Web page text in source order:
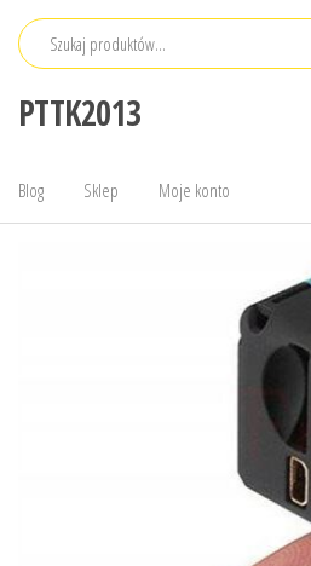
Przejdź
PTTK2013
Blog Sklep Moje konto